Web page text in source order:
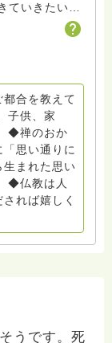
ていきたいで
。 人は
があります。
あるかもしれ
内容を否定的
。疑問は出て
。
合を教えて
子供、家
◆禅のおか
思い通りに
生まれた思い
◆仏教は人
れば嬉しく
うです。死